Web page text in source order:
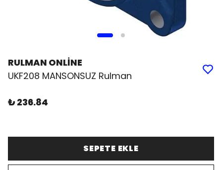
RULMAN ONLİNE
UKF208 MANSONSUZ Rulman
₺ 236.84
SEPETE EKLE